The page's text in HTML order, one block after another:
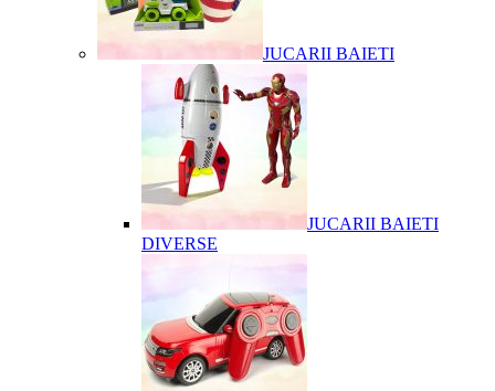
JUCARII BAIETI
JUCARII BAIETI
DIVERSE